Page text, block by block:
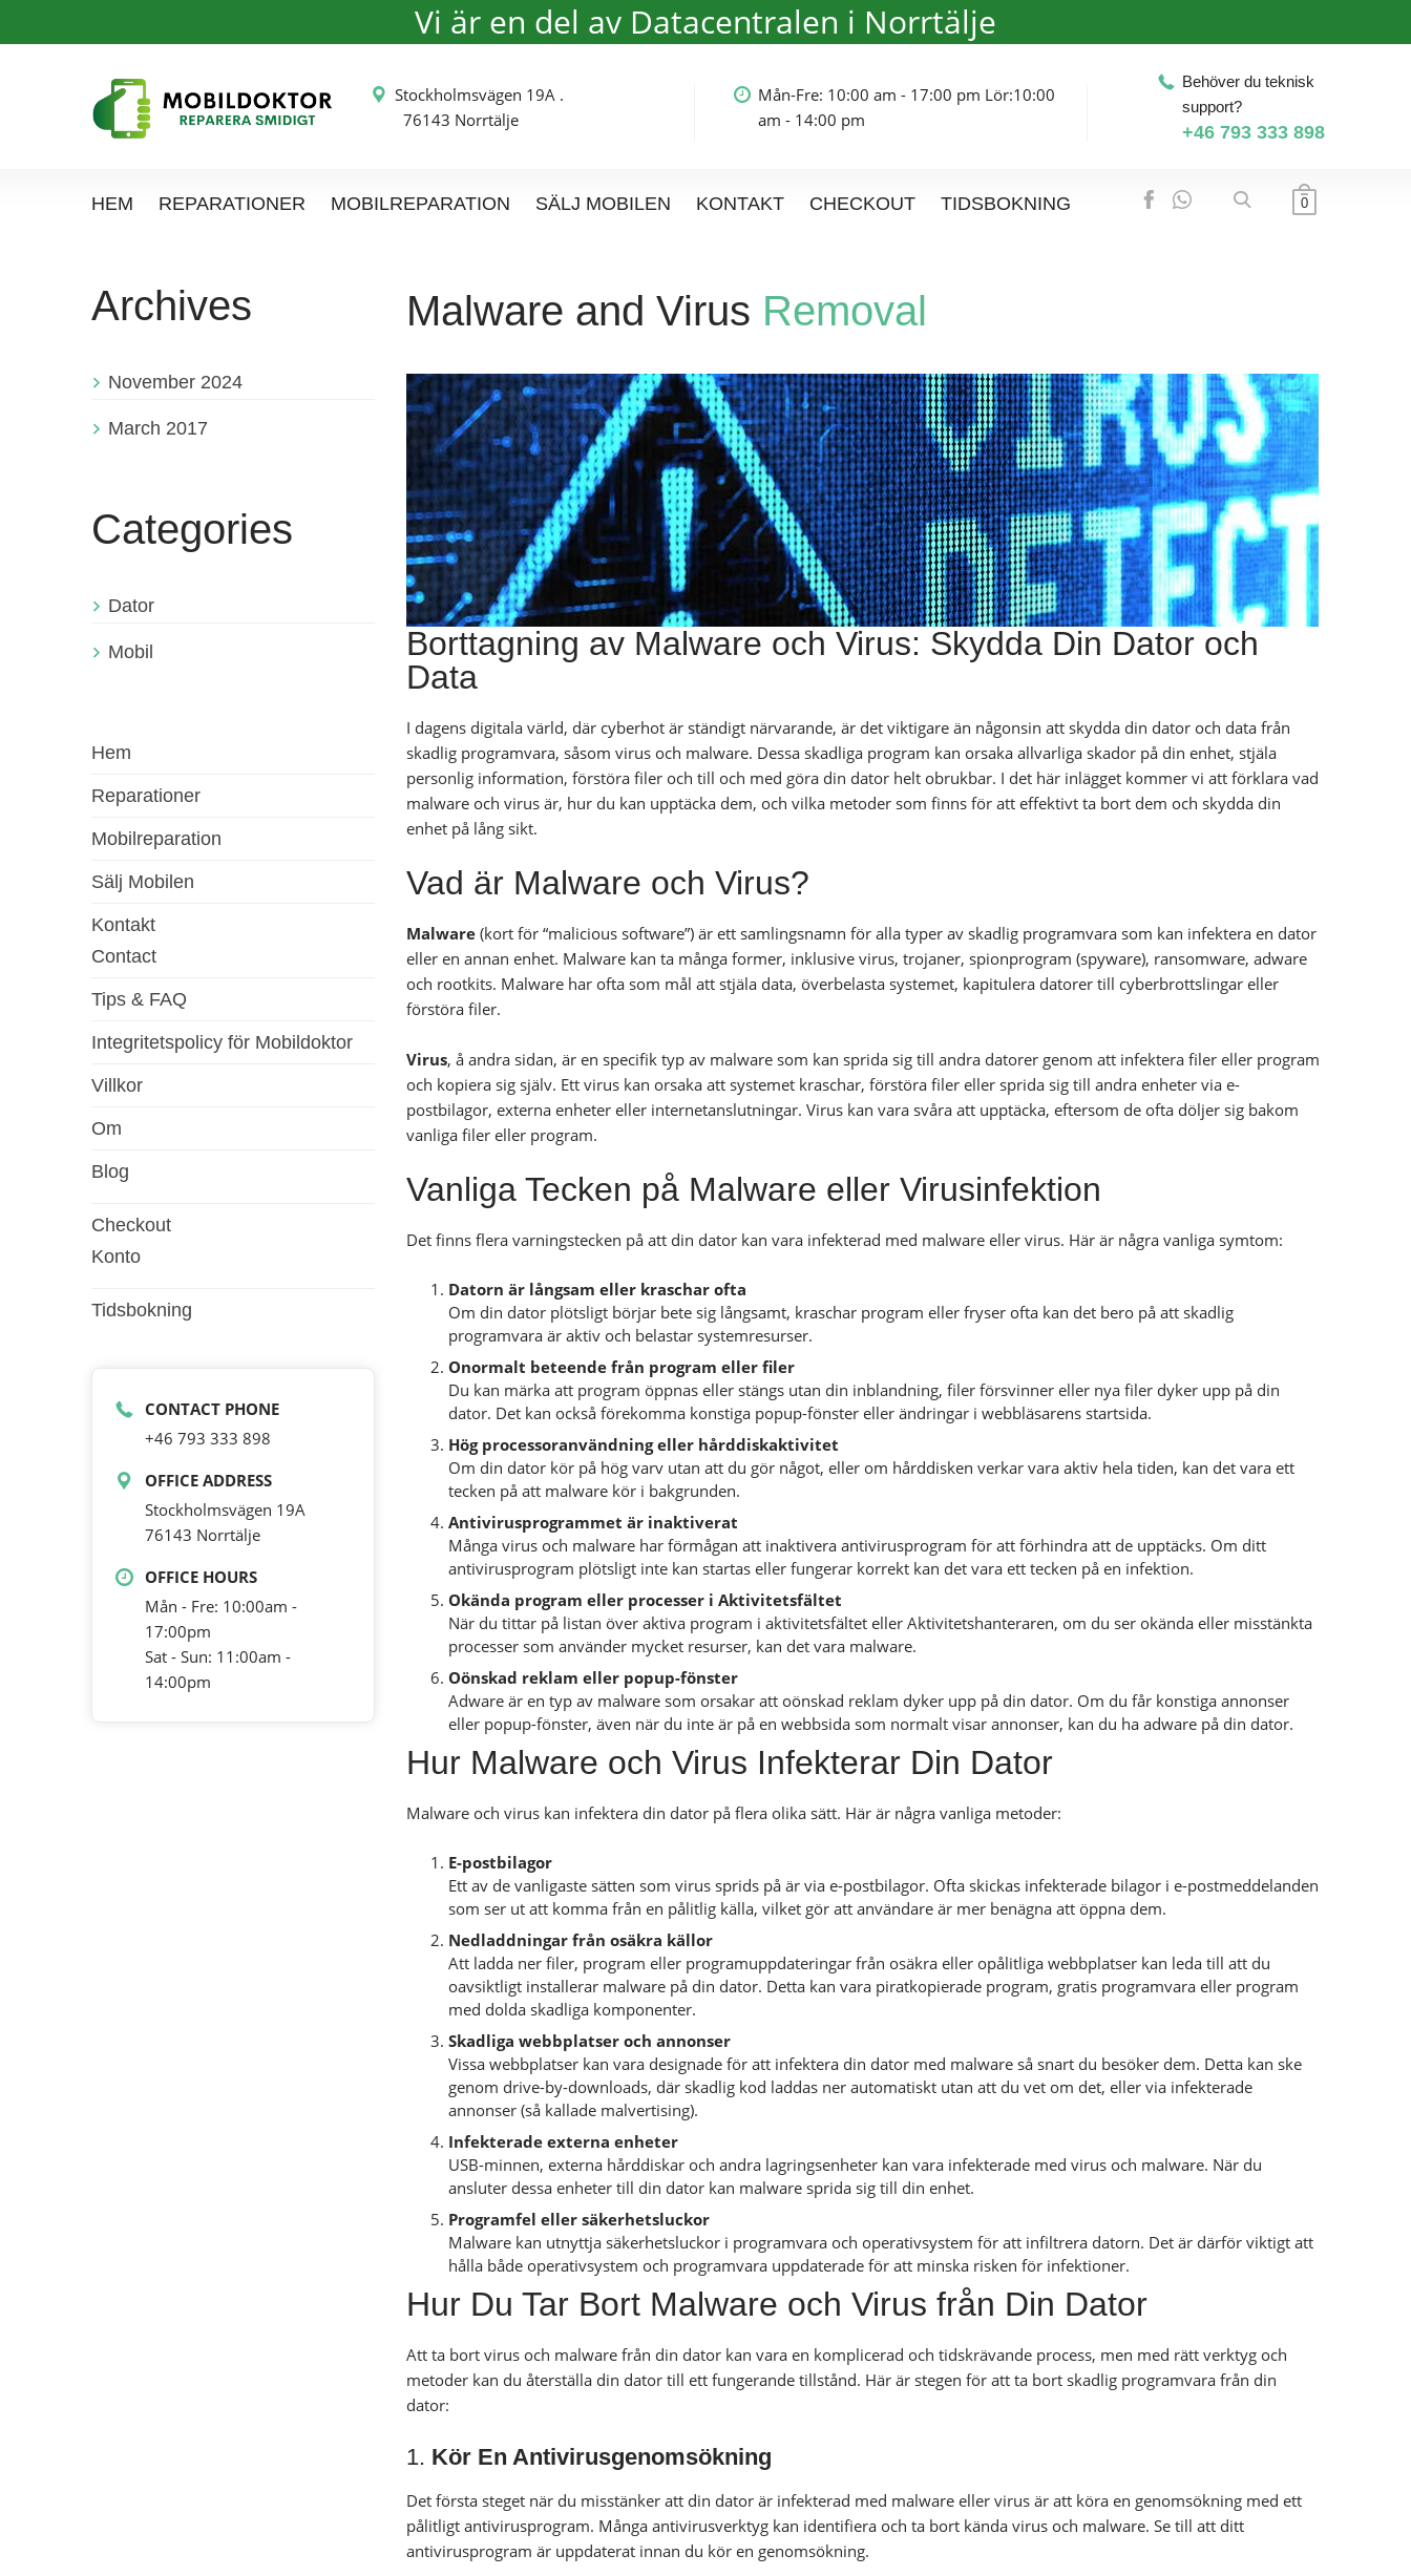
Vi är en del av Datacentralen i Norrtälje
Stockholmsvägen 19A .
76143 Norrtälje
Mån-Fre: 10:00 am - 17:00 pm Lör:10:00
am - 14:00 pm
Behöver du teknisk
support?
+46 793 333 898
HEM REPARATIONER MOBILREPARATION SÄLJ MOBILEN KONTAKT CHECKOUT TIDSBOKNING 0
Archives
November 2024
March 2017
Categories
Dator
Mobil
Hem
Reparationer
Mobilreparation
Sälj Mobilen
Kontakt
Contact
Tips & FAQ
Integritetspolicy för Mobildoktor
Villkor
Om
Blog
Checkout
Konto
Tidsbokning
CONTACT PHONE
+46 793 333 898
OFFICE ADDRESS
Stockholmsvägen 19A
76143 Norrtälje
OFFICE HOURS
Mån - Fre: 10:00am -
17:00pm
Sat - Sun: 11:00am -
14:00pm
Malware and Virus Removal
Borttagning av Malware och Virus: Skydda Din Dator och
Data
I dagens digitala värld, där cyberhot är ständigt närvarande, är det viktigare än någonsin att skydda din dator och data från
skadlig programvara, såsom virus och malware. Dessa skadliga program kan orsaka allvarliga skador på din enhet, stjäla
personlig information, förstöra filer och till och med göra din dator helt obrukbar. I det här inlägget kommer vi att förklara vad
malware och virus är, hur du kan upptäcka dem, och vilka metoder som finns för att effektivt ta bort dem och skydda din
enhet på lång sikt.
Vad är Malware och Virus?
Malware (kort för “malicious software”) är ett samlingsnamn för alla typer av skadlig programvara som kan infektera en dator
eller en annan enhet. Malware kan ta många former, inklusive virus, trojaner, spionprogram (spyware), ransomware, adware
och rootkits. Malware har ofta som mål att stjäla data, överbelasta systemet, kapitulera datorer till cyberbrottslingar eller
förstöra filer.
Virus, å andra sidan, är en specifik typ av malware som kan sprida sig till andra datorer genom att infektera filer eller program
och kopiera sig själv. Ett virus kan orsaka att systemet kraschar, förstöra filer eller sprida sig till andra enheter via e-
postbilagor, externa enheter eller internetanslutningar. Virus kan vara svåra att upptäcka, eftersom de ofta döljer sig bakom
vanliga filer eller program.
Vanliga Tecken på Malware eller Virusinfektion
Det finns flera varningstecken på att din dator kan vara infekterad med malware eller virus. Här är några vanliga symtom:
Datorn är långsam eller kraschar ofta
Om din dator plötsligt börjar bete sig långsamt, kraschar program eller fryser ofta kan det bero på att skadlig
programvara är aktiv och belastar systemresurser.
Onormalt beteende från program eller filer
Du kan märka att program öppnas eller stängs utan din inblandning, filer försvinner eller nya filer dyker upp på din
dator. Det kan också förekomma konstiga popup-fönster eller ändringar i webbläsarens startsida.
Hög processoranvändning eller hårddiskaktivitet
Om din dator kör på hög varv utan att du gör något, eller om hårddisken verkar vara aktiv hela tiden, kan det vara ett
tecken på att malware kör i bakgrunden.
Antivirusprogrammet är inaktiverat
Många virus och malware har förmågan att inaktivera antivirusprogram för att förhindra att de upptäcks. Om ditt
antivirusprogram plötsligt inte kan startas eller fungerar korrekt kan det vara ett tecken på en infektion.
Okända program eller processer i Aktivitetsfältet
När du tittar på listan över aktiva program i aktivitetsfältet eller Aktivitetshanteraren, om du ser okända eller misstänkta
processer som använder mycket resurser, kan det vara malware.
Oönskad reklam eller popup-fönster
Adware är en typ av malware som orsakar att oönskad reklam dyker upp på din dator. Om du får konstiga annonser
eller popup-fönster, även när du inte är på en webbsida som normalt visar annonser, kan du ha adware på din dator.
Hur Malware och Virus Infekterar Din Dator
Malware och virus kan infektera din dator på flera olika sätt. Här är några vanliga metoder:
E-postbilagor
Ett av de vanligaste sätten som virus sprids på är via e-postbilagor. Ofta skickas infekterade bilagor i e-postmeddelanden
som ser ut att komma från en pålitlig källa, vilket gör att användare är mer benägna att öppna dem.
Nedladdningar från osäkra källor
Att ladda ner filer, program eller programuppdateringar från osäkra eller opålitliga webbplatser kan leda till att du
oavsiktligt installerar malware på din dator. Detta kan vara piratkopierade program, gratis programvara eller program
med dolda skadliga komponenter.
Skadliga webbplatser och annonser
Vissa webbplatser kan vara designade för att infektera din dator med malware så snart du besöker dem. Detta kan ske
genom drive-by-downloads, där skadlig kod laddas ner automatiskt utan att du vet om det, eller via infekterade
annonser (så kallade malvertising).
Infekterade externa enheter
USB-minnen, externa hårddiskar och andra lagringsenheter kan vara infekterade med virus och malware. När du
ansluter dessa enheter till din dator kan malware sprida sig till din enhet.
Programfel eller säkerhetsluckor
Malware kan utnyttja säkerhetsluckor i programvara och operativsystem för att infiltrera datorn. Det är därför viktigt att
hålla både operativsystem och programvara uppdaterade för att minska risken för infektioner.
Hur Du Tar Bort Malware och Virus från Din Dator
Att ta bort virus och malware från din dator kan vara en komplicerad och tidskrävande process, men med rätt verktyg och
metoder kan du återställa din dator till ett fungerande tillstånd. Här är stegen för att ta bort skadlig programvara från din
dator:
1. Kör En Antivirusgenomsökning
Det första steget när du misstänker att din dator är infekterad med malware eller virus är att köra en genomsökning med ett
pålitligt antivirusprogram. Många antivirusverktyg kan identifiera och ta bort kända virus och malware. Se till att ditt
antivirusprogram är uppdaterat innan du kör en genomsökning.